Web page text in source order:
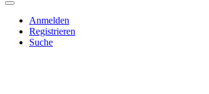
Anmelden
Registrieren
Suche